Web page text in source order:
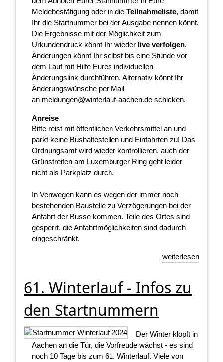
Meldebestätigung oder in die Teilnahmeliste, damit
Ihr die Startnummer bei der Ausgabe nennen könnt.
Die Ergebnisse mit der Möglichkeit zum
Urkundendruck könnt Ihr wieder live verfolgen.
Änderungen könnt Ihr selbst bis eine Stunde vor
dem Lauf mit Hilfe Eures individuellen
Änderungslink durchführen. Alternativ könnt Ihr
Änderungswünsche per Mail
an meldungen@winterlauf-aachen.de schicken.
Anreise
Bitte reist mit öffentlichen Verkehrsmittel an und
parkt keine Bushaltestellen und Einfahrten zu! Das
Ordnungsamt wird wieder kontrollieren, auch der
Grünstreifen am Luxemburger Ring geht leider
nicht als Parkplatz durch.
In Venwegen kann es wegen der immer noch
bestehenden Baustelle zu Verzögerungen bei der
Anfahrt der Busse kommen. Teile des Ortes sind
gesperrt, die Anfahrtmöglichkeiten sind dadurch
eingeschränkt.
weiterlesen
61. Winterlauf - Infos zu
den Startnummern
Der Winter klopft in
Aachen an die Tür, die Vorfreude wächst - es sind
noch 10 Tage bis zum 61. Winterlauf. Viele von